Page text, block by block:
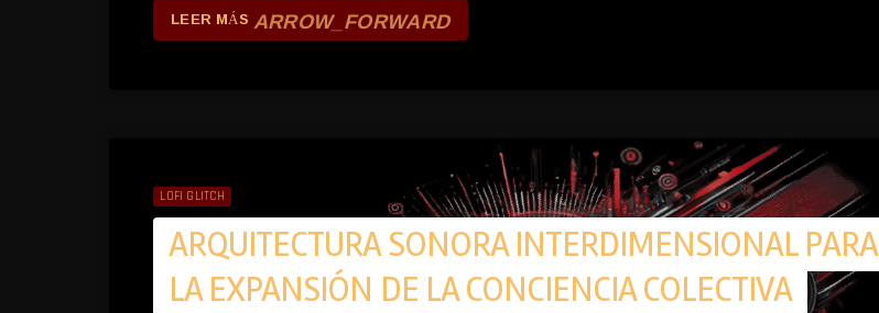
LEER MÁS ARROW_FORWARD
LOFI GLITCH
ARQUITECTURA SONORA INTERDIMENSIONAL PARA
LA EXPANSIÓN DE LA CONCIENCIA COLECTIVA